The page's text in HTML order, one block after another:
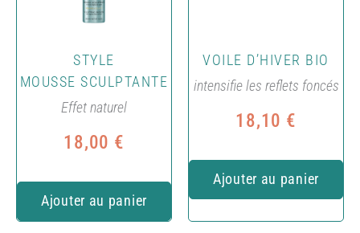
STYLE
MOUSSE SCULPTANTE
Effet naturel
18,00 €
Ajouter au panier
VOILE D’HIVER BIO
intensifie les reflets foncés
18,10 €
Ajouter au panier